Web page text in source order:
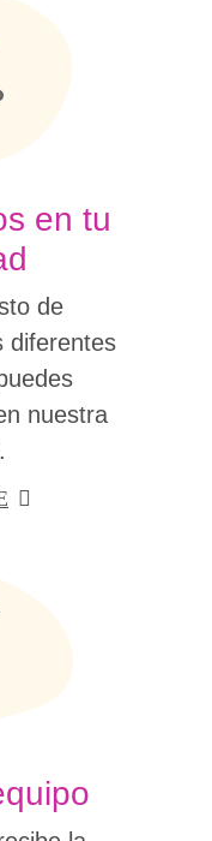
en tu
de
diferentes
nuestra